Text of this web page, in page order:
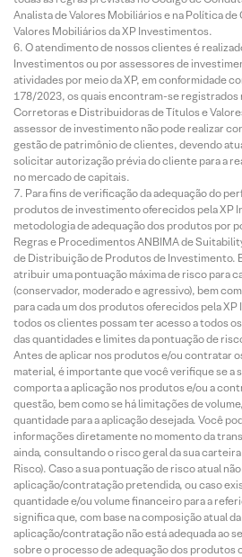
Analista de Valores Mobiliários e na Política
Valores Mobiliários da XP Investimentos.
O atendimento de nossos clientes é
Investimentos ou por assessores de
atividades por meio da XP, em conformidade
178/2023, os quais encontram-se registrados
Corretoras e Distribuidoras de Títulos e
assessor de investimento não pode realizar
gestão de patrimônio de clientes, devendo
solicitar autorização prévia do cliente para a
no mercado de capitais.
Para fins de verificação da adequação do
produtos de investimento oferecidos pela XP
metodologia de adequação dos produtos por
Regras e Procedimentos ANBIMA de
de Distribuição de Produtos de Investimento.
atribuir uma pontuação máxima de risco para
(conservador, moderado e agressivo), bem
para cada um dos produtos oferecidos pela
todos os clientes possam ter acesso a todos
das quantidades e limites da pontuação de
Antes de aplicar nos produtos e/ou contratar
material, é importante que você verifique se a
comporta a aplicação nos produtos e/ou a
questão, bem como se há limitações de
quantidade para a aplicação desejada. Você
informações diretamente no momento da
ainda, consultando o risco geral da sua
Risco). Caso a sua pontuação de risco atual
aplicação/contratação pretendida, ou caso
quantidade e/ou volume financeiro para a
significa que, com base na composição atual
aplicação/contratação não está adequada ao
sobre o processo de adequação dos produtos